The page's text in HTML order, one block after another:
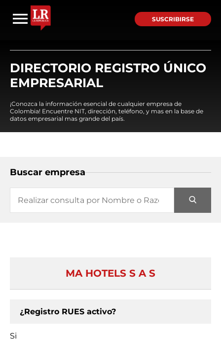
SUSCRIBIRSE
DIRECTORIO REGISTRO ÚNICO
EMPRESARIAL
¡Conozca la información esencial de cualquier empresa de
Colombia! Encuentre NIT, dirección, teléfono, y mas en la base de
datos empresarial mas grande del país.
Buscar empresa
MA HOTELS S A S
¿Registro RUES activo?
Si